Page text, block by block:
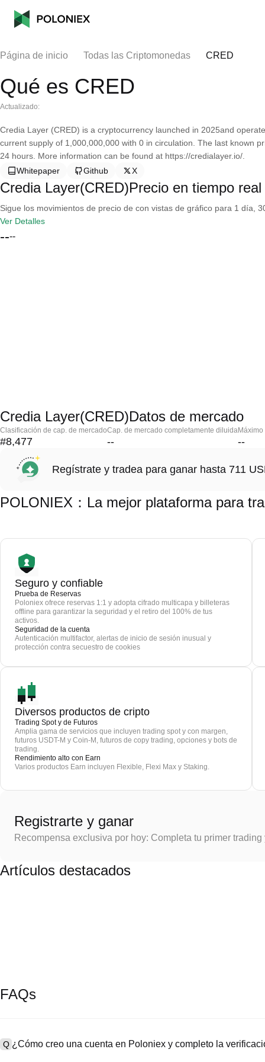
Página de inicio Todas las Criptomonedas CRED
Qué es CRED
Actualizado:
Credia Layer (CRED) is a cryptocurrency launched in 2025and
current supply of 1,000,000,000 with 0 in circulation. The last known
24 hours. More information can be found at https://credialayer.io/.
Whitepaper
Github X
Credia Layer(CRED)Precio en tiempo real
Sigue los movimientos de precio de con vistas de gráfico para 1 día,
Ver Detalles
----
Credia Layer(CRED)Datos de mercado
Clasificación de cap. de mercado
#8,477
Cap. de mercado completamente diluida
-- --
Regístrate y tradea para ganar hasta 711
POLONIEX：La mejor plataforma para
Seguro y confiable
Prueba de Reservas
Poloniex ofrece reservas 1:1 y adopta cifrado multicapa y billeteras
offline para garantizar la seguridad y el retiro del 100% de tus
activos.
Seguridad de la cuenta
Autenticación multifactor, alertas de inicio de sesión inusual y
protección contra secuestro de cookies
Diversos productos de cripto
Trading Spot y de Futuros
Amplia gama de servicios que incluyen trading spot y con margen,
futuros USDT-M y Coin-M, futuros de copy trading, opciones y bots de
trading.
Rendimiento alto con Earn
Varios productos Earn incluyen Flexible, Flexi Max y Staking.
Registrarte y ganar
Recompensa exclusiva por hoy: Completa tu primer
Artículos destacados
FAQs
Q ¿Cómo creo una cuenta en Poloniex y completo la